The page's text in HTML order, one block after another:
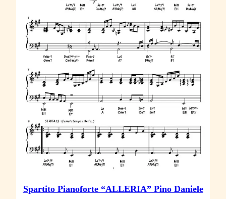
Spartito Pianoforte “ALLERIA” Pino Daniele